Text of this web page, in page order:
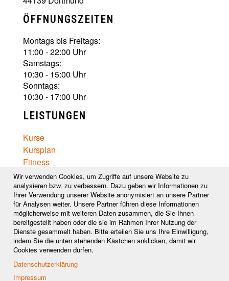
Wir verwenden Cookies, um Zugriffe auf unsere Website zu
analysieren bzw. zu verbessern. Dazu geben wir Informationen zu
Ihrer Verwendung unserer Website anonymisiert an unsere Partner
für Analysen weiter. Unsere Partner führen diese Informationen
möglicherweise mit weiteren Daten zusammen, die Sie Ihnen
bereitgestellt haben oder die sie im Rahmen Ihrer Nutzung der
Dienste gesammelt haben. Bitte erteilen Sie uns Ihre Einwilligung,
indem Sie die unten stehenden Kästchen anklicken, damit wir
Cookies verwenden dürfen.
Datenschutzerklärung
Impressum
ÖFFNUNGSZEITEN
Montags bis Freitags:
11:00 - 22:00 Uhr
Samstags:
10:30 - 15:00 Uhr
Sonntags:
10:30 - 17:00 Uhr
LEISTUNGEN
Kurse
Kursplan
Fitness
Captain Black Belt
Ernährungsberatung
Wellness
Preise
FOLGE UNS AUF
BesuchenBesuchen